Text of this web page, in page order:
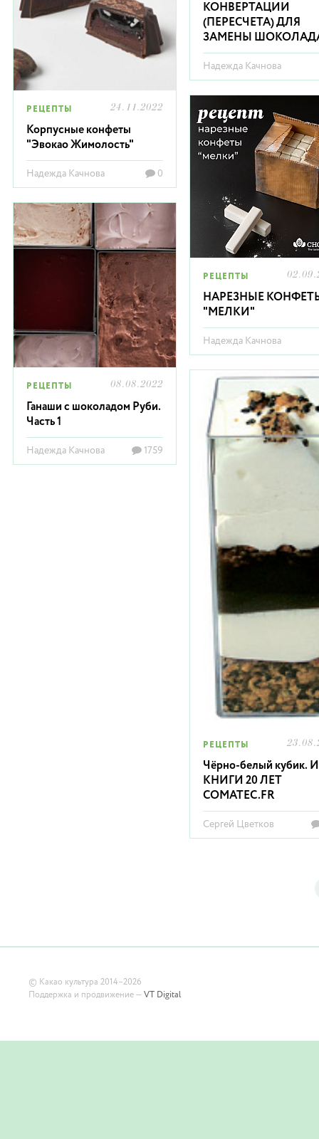
КОНВЕРТАЦИИ
(ПЕРЕСЧЕТА) ДЛЯ
ЗАМЕНЫ
Надежда Качнова
РЕЦЕПТЫ 24.11.2022
Корпусные конфеты
"Эвокао Жимолость"
Надежда Качнова 0
РЕЦЕПТЫ
НАРЕЗНЫЕ
"МЕЛКИ"
Надежда Качнова
РЕЦЕПТЫ 08.08.2022
Ганаши с шоколадом Руби.
Часть 1
Надежда Качнова 1759
РЕЦЕПТЫ
Чёрно-белый кубик.
КНИГИ 20 ЛЕТ
COMATEC.FR
Сергей Цветков
© Какао культура 2014–2026
Поддержка и продвижение — VT Digital